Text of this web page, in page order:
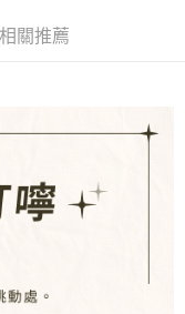
易完成。
您需要取消訂單，請聯絡
效，需透過AFTEE先享
面顯示為準，若有關於
聯繫「AFTEE先享後付
support/home
相關推薦